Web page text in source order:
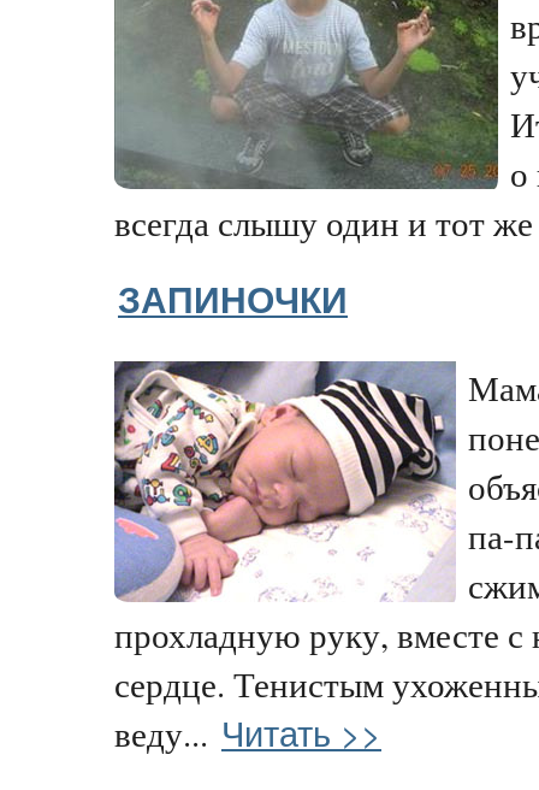
о
всегда слышу один и тот же
ЗАПИНОЧКИ
па-
прохладную руку, вместе
сердце. Тенистым
веду... Читать >>